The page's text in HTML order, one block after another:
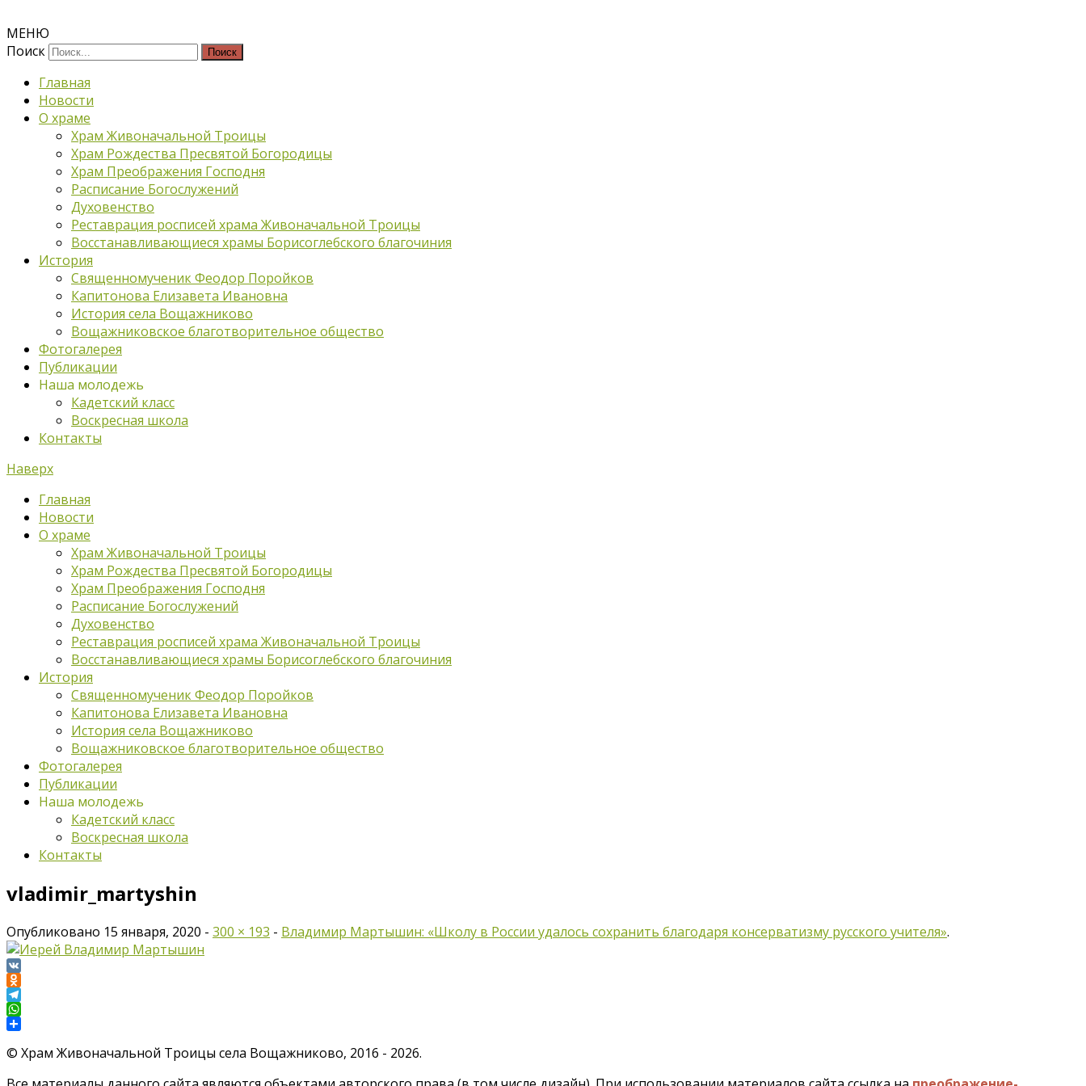
МЕНЮ
Поиск
Главная
Новости
О храме
Храм Живоначальной Троицы
Храм Рождества Пресвятой Богородицы
Храм Преображения Господня
Расписание Богослужений
Духовенство
Реставрация росписей храма Живоначальной Троицы
Восстанавливающиеся храмы Борисоглебского благочиния
История
Священномученик Феодор Поройков
Капитонова Елизавета Ивановна
История села Вощажниково
Вощажниковское благотворительное общество
Фотогалерея
Публикации
Наша молодежь
Кадетский класс
Воскресная школа
Контакты
Наверх
Главная
Новости
О храме
Храм Живоначальной Троицы
Храм Рождества Пресвятой Богородицы
Храм Преображения Господня
Расписание Богослужений
Духовенство
Реставрация росписей храма Живоначальной Троицы
Восстанавливающиеся храмы Борисоглебского благочиния
История
Священномученик Феодор Поройков
Капитонова Елизавета Ивановна
История села Вощажниково
Вощажниковское благотворительное общество
Фотогалерея
Публикации
Наша молодежь
Кадетский класс
Воскресная школа
Контакты
vladimir_martyshin
Опубликовано 15 января, 2020 - 300 × 193 - Владимир Мартышин: «Школу в России удалось сохранить благодаря консерватизму русского учителя».
VK
Odnoklassniki
Telegram
WhatsApp
© Храм Живоначальной Троицы села Вощажниково, 2016 - 2026.